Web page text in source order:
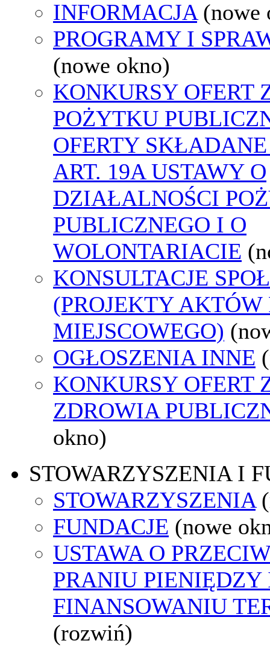
INFORMACJA (nowe
PROGRAMY I
(nowe okno)
KONKURSY OFERT
POŻYTKU
OFERTY
ART. 19A USTAWY O
DZIAŁALNOŚCI
PUBLICZNEGO I O
WOLONTARIACIE
KONSULTACJE
(PROJEKTY AKTÓW
MIEJSCOWEGO)
OGŁOSZENIA INNE
KONKURSY OFERT
ZDROWIA
okno)
STOWARZYSZENIA I
STOWARZYSZENIA
FUNDACJE (nowe
USTAWA O
PRANIU PIENIĘDZY
FINANSOWANIU
(rozwiń)